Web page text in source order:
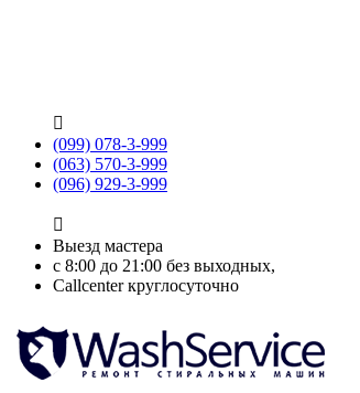

(099) 078-3-999
(063) 570-3-999
(096) 929-3-999

Выезд мастера
с 8:00 до 21:00 без выходных,
Callcenter круглосуточно